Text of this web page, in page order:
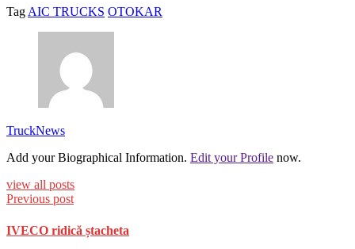
TagAIC TRUCKS OTOKAR
TruckNews
Add your Biographical Information. Edit your Profile now.
view all posts
Previous post
IVECO ridică ștacheta